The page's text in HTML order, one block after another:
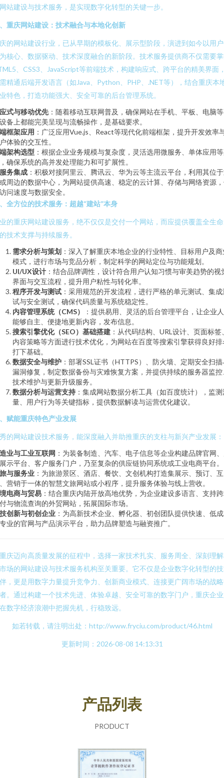
站建设与技术服务，是实现数字化转型的关键一步。
重庆网站建设：技术融合与本地化创新
的网站建设行业，已从早期的模板化、展示型阶段，演进到如今以用
核心、数据驱动、技术深度融合的新阶段。技术服务提供商不仅需要
、CSS3、JavaScript等前端技术，构建响应式、跨平台的精美界面
精通后端开发语言（如Java、Python、PHP、.NET等），结合重庆本
特色，打造功能强大、安全可靠的后台管理系统。
式与移动优先 ：随着移动互联网普及，确保网站在手机、平板、电脑
备上都能完美呈现与流畅操作，是基础要求。
框架应用 ：广泛应用Vue.js、React等现代化前端框架，提升开发效率
体验的交互性。
架构选型 ：根据企业业务规模与复杂度，灵活选用微服务、单体应用
确保系统的高并发处理能力和可扩展性。
务集成 ：积极对接阿里云、腾讯云、华为云等主流云平台，利用其位
周边的数据中心，为网站提供高速、稳定的云计算、存储与网络资源
问速度与数据安全。
全方位的技术服务：超越“建站”本身
的重庆网站建设服务，绝不仅仅是交付一个网站，而应提供覆盖全生
技术支撑与持续服务。
需求分析与策划 ：深入了解重庆本地企业的行业特性、目标用户及商
模式，进行市场与竞品分析，制定科学的网站定位与功能规划。
UI/UX设计 ：结合品牌调性，设计符合用户认知习惯与审美趋势的视
界面与交互流程，提升用户粘性与转化率。
程序开发与测试 ：采用规范的开发流程，进行严格的单元测试、集成
试与安全测试，确保代码质量与系统稳定性。
内容管理系统（CMS）
：提供易用、灵活的后台管理平台，让企业
能够自主、便捷地更新内容，发布信息。
搜索引擎优化（SEO）基础搭建 ：从代码结构、URL设计、页面标签
内容策略等方面进行技术优化，为网站在百度等搜索引擎获得良好排
打下基础。
数据安全与维护 ：部署SSL证书（HTTPS）、防火墙、定期安全扫
漏洞修复，制定数据备份与灾难恢复方案，并提供持续的服务器监控
技术维护与更新升级服务。
数据分析与运营支持 ：集成网站数据分析工具（如百度统计），监
量、用户行为等关键指标，提供数据解读与运营优化建议。
赋能重庆特色产业发展
的网站建设技术服务，能深度融入并助推重庆的支柱与新兴产业发展：
业与工业互联网 ：为装备制造、汽车、电子信息等企业构建品牌官网
示平台、客户服务门户，乃至复杂的供应链协同系统或工业电商平台。
与服务业 ：为旅游景区、酒店、餐饮、文创机构打造集展示、预订、互
营销于一体的智慧文旅网站或小程序，提升服务体验与线上营收。
电商与贸易 ：结合重庆内陆开放高地优势，为企业建设多语言、支持
与物流查询的外贸网站，拓展国际市场。
创新与初创企业 ：为高新技术企业、孵化器、初创团队提供快速、低
业的官网与产品演示平台，助力品牌塑造与融资推广。
庆迈向高质量发展的征程中，选择一家技术扎实、服务周全、深刻理
场的网站建设与技术服务机构至关重要。它不仅是企业数字化转型的
，更是用数字力量提升竞争力、创新商业模式、连接更广阔市场的战
。通过构建一个技术先进、体验卓越、安全可靠的数字门户，重庆企
数字经济浪潮中把握先机，行稳致远。
如若转载，请注明出处：http://www.fryciu.com/product/46.html
更新时间：2026-08-08 14:13:31
产品列表
PRODUCT